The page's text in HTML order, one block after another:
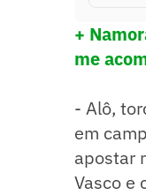
+
me
- Alô,
em
apostar
Vasco e